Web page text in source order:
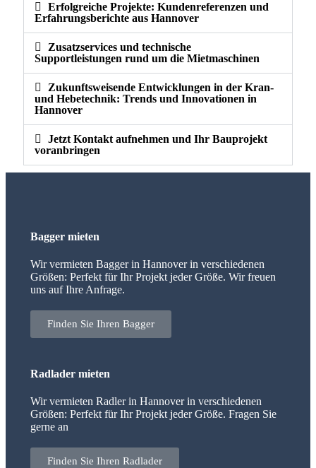
Erfolgreiche Projekte: Kundenreferenzen und
Erfahrungsberichte aus Hannover
Zusatzservices und technische
Supportleistungen rund um die Mietmaschinen
Zukunftsweisende Entwicklungen in der Kran-
und Hebetechnik: Trends und Innovationen in
Hannover
Jetzt Kontakt aufnehmen und Ihr Bauprojekt
voranbringen
Bagger mieten
Wir vermieten Bagger in Hannover in verschiedenen
Größen: Perfekt für Ihr Projekt jeder Größe. Wir freuen
uns auf Ihre Anfrage.
Finden Sie Ihren Bagger
Radlader mieten
Wir vermieten Radler in Hannover in verschiedenen
Größen: Perfekt für Ihr Projekt jeder Größe. Fragen Sie
gerne an
Finden Sie Ihren Radlader